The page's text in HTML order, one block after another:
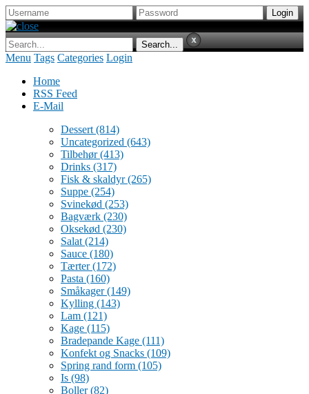
Menu Tags Categories Login
Home
RSS Feed
E-Mail
Dessert (814)
Uncategorized (643)
Tilbehør(413)
Drinks (317)
Fisk & skaldyr(265)
Suppe (254)
Svinekød (253)
Bagværk (230)
Oksekød (230)
Salat (214)
Sauce (180)
Tærter(172)
Pasta (160)
Småkager(149)
Kylling (143)
Lam (121)
Kage (115)
Bradepande Kage (111)
Konfekt og Snacks (109)
Spring rand form (105)
Is (98)
Boller(82)